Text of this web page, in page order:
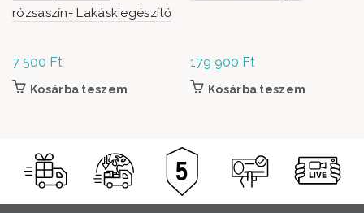
rózsaszín- Lakáskiegészítő
7 500 Ft
Kosárba teszem
179 900 Ft
Kosárba teszem